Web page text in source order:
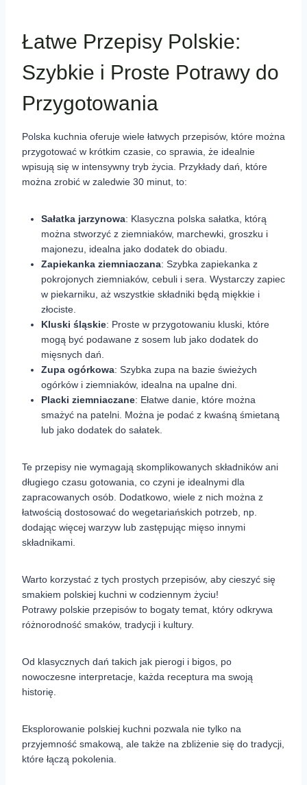
Łatwe Przepisy Polskie:
Szybkie i Proste Potrawy do
Przygotowania
Polska kuchnia oferuje wiele łatwych przepisów, które można
przygotować w krótkim czasie, co sprawia, że idealnie
wpisują się w intensywny tryb życia. Przykłady dań, które
można zrobić w zaledwie 30 minut, to:
Sałatka jarzynowa: Klasyczna polska sałatka, którą
można stworzyć z ziemniaków, marchewki, groszku i
majonezu, idealna jako dodatek do obiadu.
Zapiekanka ziemniaczana: Szybka zapiekanka z
pokrojonych ziemniaków, cebuli i sera. Wystarczy zapiec
w piekarniku, aż wszystkie składniki będą miękkie i
złociste.
Kluski śląskie: Proste w przygotowaniu kluski, które
mogą być podawane z sosem lub jako dodatek do
mięsnych dań.
Zupa ogórkowa: Szybka zupa na bazie świeżych
ogórków i ziemniaków, idealna na upalne dni.
Placki ziemniaczane: Ełatwe danie, które można
smażyć na patelni. Można je podać z kwaśną śmietaną
lub jako dodatek do sałatek.
Te przepisy nie wymagają skomplikowanych składników ani
długiego czasu gotowania, co czyni je idealnymi dla
zapracowanych osób. Dodatkowo, wiele z nich można z
łatwością dostosować do wegetariańskich potrzeb, np.
dodając więcej warzyw lub zastępując mięso innymi
składnikami.
Warto korzystać z tych prostych przepisów, aby cieszyć się
smakiem polskiej kuchni w codziennym życiu!
Potrawy polskie przepisów to bogaty temat, który odkrywa
różnorodność smaków, tradycji i kultury.
Od klasycznych dań takich jak pierogi i bigos, po
nowoczesne interpretacje, każda receptura ma swoją
historię.
Eksplorowanie polskiej kuchni pozwala nie tylko na
przyjemność smakową, ale także na zbliżenie się do tradycji,
które łączą pokolenia.